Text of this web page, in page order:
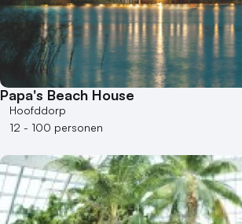
Papa's Beach House
Hoofddorp
12 - 100 personen